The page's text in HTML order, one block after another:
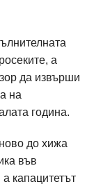
а
да извърши
на
година.
до хижа
във
капацитетът